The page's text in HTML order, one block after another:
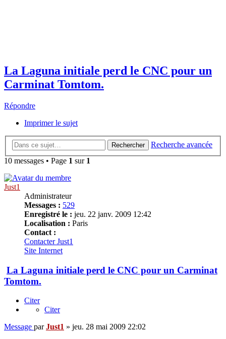
La Laguna initiale perd le CNC pour un
Carminat Tomtom.
Répondre
Imprimer le sujet
Rechercher
Recherche avancée
10 messages • Page 1 sur 1
Just1
Administrateur
Messages : 529
Enregistré le : jeu. 22 janv. 2009 12:42
Localisation : Paris
Contact :
Contacter Just1
Site Internet
La Laguna initiale perd le CNC pour un Carminat
Tomtom.
Citer
Citer
Message parJust1 » jeu. 28 mai 2009 22:02